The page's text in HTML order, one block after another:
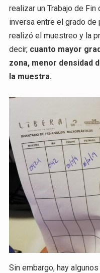
realizar un Trabajo de Fin
inversa entre el grado
realizó el muestreo y la
decir, cuanto mayor
zona, menor densidad
la muestra.
Sin embargo, hay